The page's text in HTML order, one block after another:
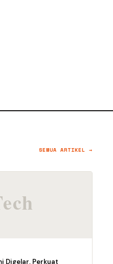
SEMUA ARTIKEL →
Digelar, Perkuat